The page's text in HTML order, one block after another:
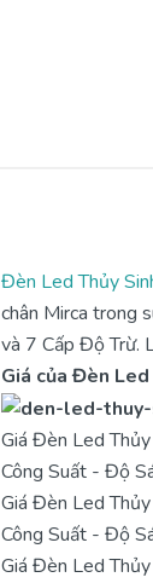
Đèn Led Thủy
chân Mirca trong
và 7 Cấp Độ Trừ.
Giá của Đèn
Giá Đèn Led
Công Suất - Độ
Giá Đèn Led
Công Suất - Độ
Giá Đèn Led